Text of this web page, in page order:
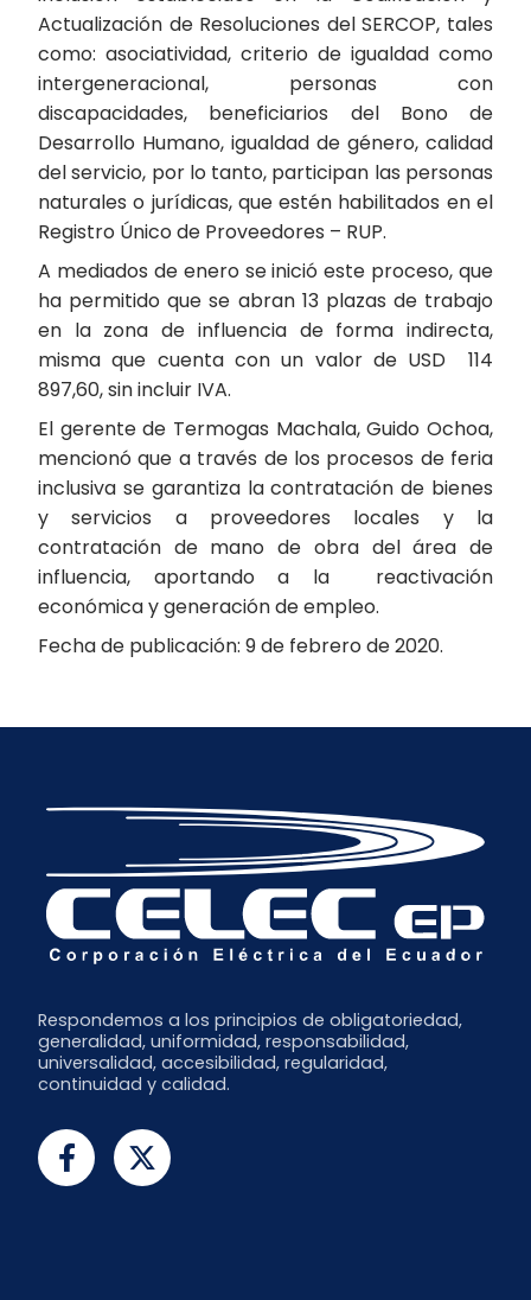
Actualización de Resoluciones del SERCOP, tales
como: asociatividad, criterio de igualdad como
intergeneracional, personas con
discapacidades, beneficiarios del Bono de
Desarrollo Humano, igualdad de género, calidad
del servicio, por lo tanto, participan las personas
naturales o jurídicas, que estén habilitados en el
Registro Único de Proveedores – RUP.
A mediados de enero se inició este proceso, que
ha permitido que se abran 13 plazas de trabajo
en la zona de influencia de forma indirecta,
misma que cuenta con un valor de USD 114
897,60, sin incluir IVA.
El gerente de Termogas Machala, Guido Ochoa,
mencionó que a través de los procesos de feria
inclusiva se garantiza la contratación de bienes
y servicios a proveedores locales y la
contratación de mano de obra del área de
influencia, aportando a la reactivación
económica y generación de empleo.
Fecha de publicación: 9 de febrero de 2020.
Respondemos a los principios de obligatoriedad,
generalidad, uniformidad, responsabilidad,
universalidad, accesibilidad, regularidad,
continuidad y calidad.